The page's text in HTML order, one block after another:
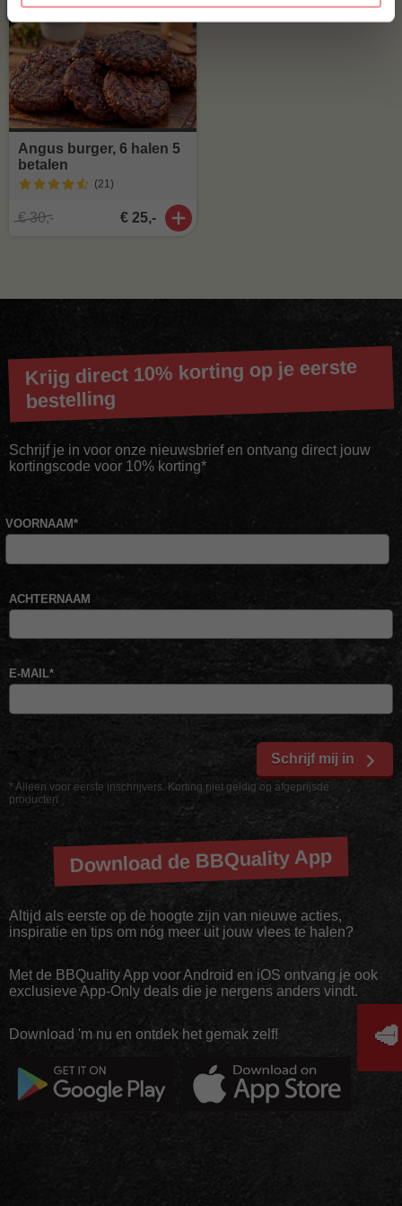
ACTIE 6 halen, 5 betalen
Angus burger, 6 halen 5
betalen
(21)
€ 30,- € 25,-
Krijg direct 10% korting op je eerste
bestelling
Schrijf je in voor onze nieuwsbrief en ontvang direct jouw
kortingscode voor 10% korting*
* Alleen voor eerste inschrijvers. Korting niet geldig op afgeprijsde
producten
VOORNAAM*
ACHTERNAAM
E-MAIL*
Schrijf mij in
Download de BBQuality App
Altijd als eerste op de hoogte zijn van nieuwe acties,
inspiratie en tips om nóg meer uit jouw vlees te halen?
Met de BBQuality App voor Android en iOS ontvang je ook
exclusieve App-Only deals die je nergens anders vindt.
Download 'm nu en ontdek het gemak zelf! 🥩